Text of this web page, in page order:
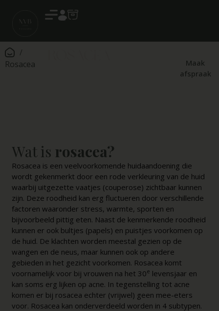
Account
/
Rosacea
Maak
afspraak
Wat is rosacea?
Rosacea is een veelvoorkomende huidaandoening die
wordt gekenmerkt door een rode verkleuring van de huid
waarbij uitgezette vaatjes (couperose) zichtbaar kunnen
zijn. Deze roodheid kan erg fluctueren door verschillende
factoren waaronder stress, warmte, sporten en
bijvoorbeeld pittig eten. Naast de kenmerkende roodheid
kunnen er ook bultjes (papels) en puistjes voorkomen op
de huid. De klachten worden meestal gezien op de
wangen en de neus, maar kunnen ook op andere
gebieden in het gezicht voorkomen. Rosacea komt
voornamelijk voor bij vrouwen na het 30e levensjaar en
kan soms erg lijken op acne. In tegenstelling tot acne
komen er bij rosacea echter (vrijwel) geen mee-eters
voor. Rosacea kan onderverdeeld worden in 4 subtypen.